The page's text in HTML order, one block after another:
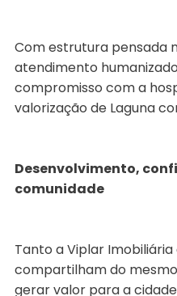
Com estrutura pensada
atendimento
compromisso com a
valorização de Laguna
Desenvolvimento,
comunidade
Tanto a Viplar
compartilham do
gerar valor para a